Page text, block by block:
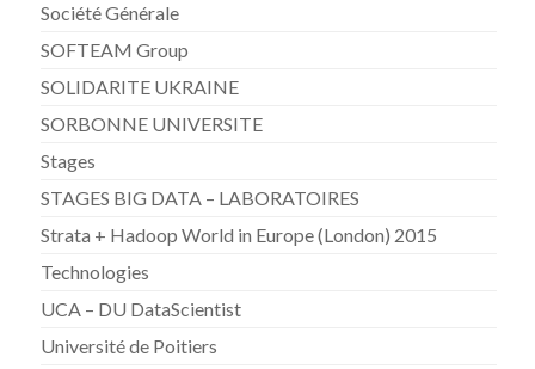
Société Générale
SOFTEAM Group
SOLIDARITE UKRAINE
SORBONNE UNIVERSITE
Stages
STAGES BIG DATA – LABORATOIRES
Strata + Hadoop World in Europe (London) 2015
Technologies
UCA – DU DataScientist
Université de Poitiers